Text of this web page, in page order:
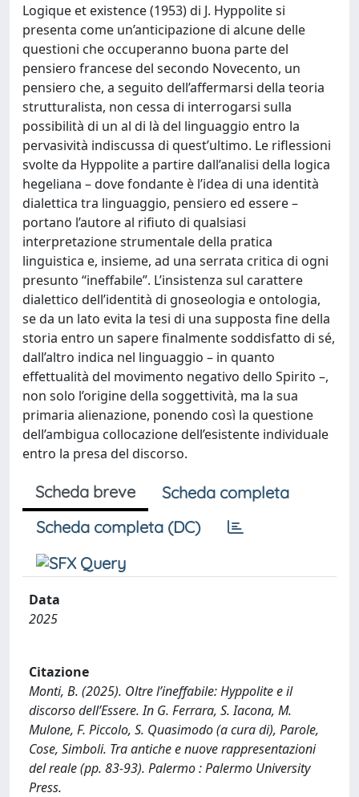
Logique et existence (1953) di J. Hyppolite si
presenta come un’anticipazione di alcune delle
questioni che occuperanno buona parte del
pensiero francese del secondo Novecento, un
pensiero che, a seguito dell’affermarsi della teoria
strutturalista, non cessa di interrogarsi sulla
possibilità di un al di là del linguaggio entro la
pervasività indiscussa di quest’ultimo. Le riflessioni
svolte da Hyppolite a partire dall’analisi della logica
hegeliana – dove fondante è l’idea di una identità
dialettica tra linguaggio, pensiero ed essere –
portano l’autore al rifiuto di qualsiasi
interpretazione strumentale della pratica
linguistica e, insieme, ad una serrata critica di ogni
presunto “ineffabile”. L’insistenza sul carattere
dialettico dell’identità di gnoseologia e ontologia,
se da un lato evita la tesi di una supposta fine della
storia entro un sapere finalmente soddisfatto di sé,
dall’altro indica nel linguaggio – in quanto
effettualità del movimento negativo dello Spirito –,
non solo l’origine della soggettività, ma la sua
primaria alienazione, ponendo così la questione
dell’ambigua collocazione dell’esistente individuale
entro la presa del discorso.
Scheda breve
Scheda completa
Scheda completa (DC)
Data
2025
Citazione
Monti, B. (2025). Oltre l’ineffabile: Hyppolite e il
discorso dell’Essere. In G. Ferrara, S. Iacona, M.
Mulone, F. Piccolo, S. Quasimodo (a cura di), Parole,
Cose, Simboli. Tra antiche e nuove rappresentazioni
del reale (pp. 83-93). Palermo : Palermo University
Press.